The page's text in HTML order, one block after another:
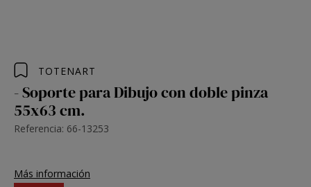
TOTENART
- Soporte para Dibujo con doble pinza
55x63 cm.
Referencia: 66-13253
Más información